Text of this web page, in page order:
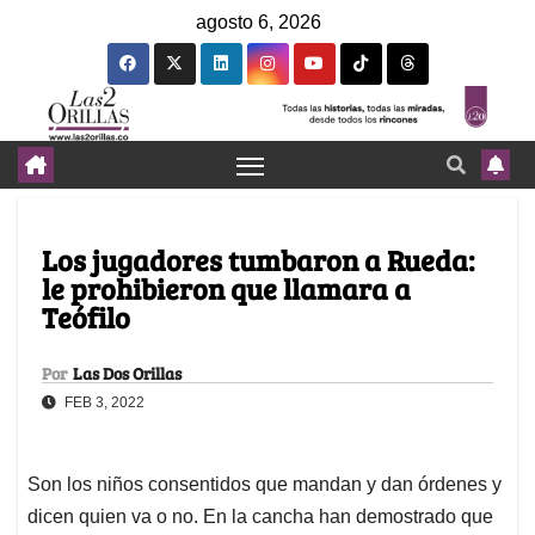
agosto 6, 2026
Los jugadores tumbaron a Rueda:
le prohibieron que llamara a
Teófilo
Por Las Dos Orillas
FEB 3, 2022
Son los niños consentidos que mandan y dan órdenes y
dicen quien va o no. En la cancha han demostrado que